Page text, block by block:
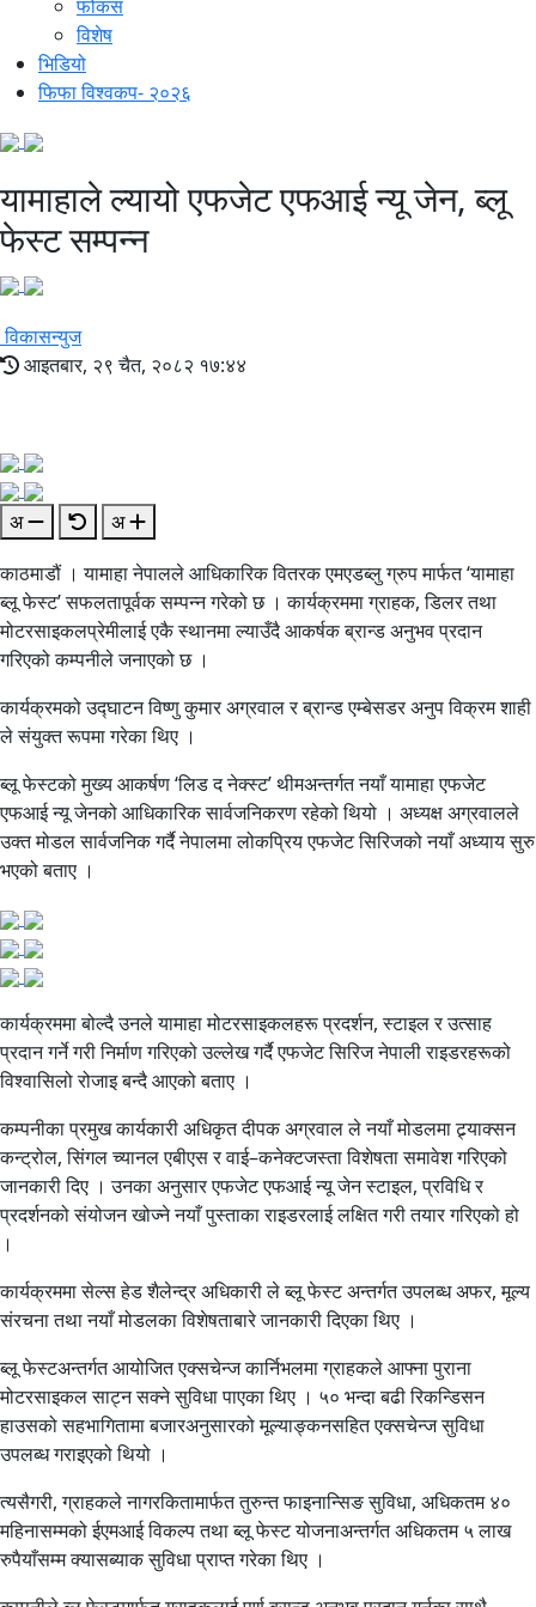
फोकस
विशेष
भिडियो
फिफा विश्वकप- २०२६
यामाहाले ल्यायो एफजेट एफआई न्यू जेन, ब्लू
फेस्ट सम्पन्न
विकासन्युज
आइतबार, २९ चैत, २०८२ १७:४४
अ
अ
काठमाडौं । यामाहा नेपालले आधिकारिक वितरक एमएडब्लु ग्रुप मार्फत ‘यामाहा
ब्लू फेस्ट’ सफलतापूर्वक सम्पन्न गरेको छ । कार्यक्रममा ग्राहक, डिलर तथा
मोटरसाइकलप्रेमीलाई एकै स्थानमा ल्याउँदै आकर्षक ब्रान्ड अनुभव प्रदान
गरिएको कम्पनीले जनाएको छ ।
कार्यक्रमको उद्घाटन विष्णु कुमार अग्रवाल र ब्रान्ड एम्बेसडर अनुप विक्रम शाही
ले संयुक्त रूपमा गरेका थिए ।
ब्लू फेस्टको मुख्य आकर्षण ‘लिड द नेक्स्ट’ थीमअन्तर्गत नयाँ यामाहा एफजेट
एफआई न्यू जेनको आधिकारिक सार्वजनिकरण रहेको थियो । अध्यक्ष अग्रवालले
उक्त मोडल सार्वजनिक गर्दै नेपालमा लोकप्रिय एफजेट सिरिजको नयाँ अध्याय सुरु
भएको बताए ।
कार्यक्रममा बोल्दै उनले यामाहा मोटरसाइकलहरू प्रदर्शन, स्टाइल र उत्साह
प्रदान गर्ने गरी निर्माण गरिएको उल्लेख गर्दै एफजेट सिरिज नेपाली राइडरहरूको
विश्वासिलो रोजाइ बन्दै आएको बताए ।
कम्पनीका प्रमुख कार्यकारी अधिकृत दीपक अग्रवाल ले नयाँ मोडलमा ट्र्याक्सन
कन्ट्रोल, सिंगल च्यानल एबीएस र वाई–कनेक्टजस्ता विशेषता समावेश गरिएको
जानकारी दिए । उनका अनुसार एफजेट एफआई न्यू जेन स्टाइल, प्रविधि र
प्रदर्शनको संयोजन खोज्ने नयाँ पुस्ताका राइडरलाई लक्षित गरी तयार गरिएको हो
।
कार्यक्रममा सेल्स हेड शैलेन्द्र अधिकारी ले ब्लू फेस्ट अन्तर्गत उपलब्ध अफर, मूल्य
संरचना तथा नयाँ मोडलका विशेषताबारे जानकारी दिएका थिए ।
ब्लू फेस्टअन्तर्गत आयोजित एक्सचेन्ज कार्निभलमा ग्राहकले आफ्ना पुराना
मोटरसाइकल साट्न सक्ने सुविधा पाएका थिए । ५० भन्दा बढी रिकन्डिसन
हाउसको सहभागितामा बजारअनुसारको मूल्याङ्कनसहित एक्सचेन्ज सुविधा
उपलब्ध गराइएको थियो ।
त्यसैगरी, ग्राहकले नागरकितामार्फत तुरुन्त फाइनान्सिङ सुविधा, अधिकतम ४०
महिनासम्मको ईएमआई विकल्प तथा ब्लू फेस्ट योजनाअन्तर्गत अधिकतम ५ लाख
रुपैयाँसम्म क्यासब्याक सुविधा प्राप्त गरेका थिए ।